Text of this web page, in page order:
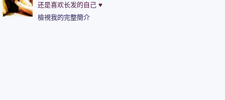
还是喜欢长发的自己 ♥
檢視我的完整簡介